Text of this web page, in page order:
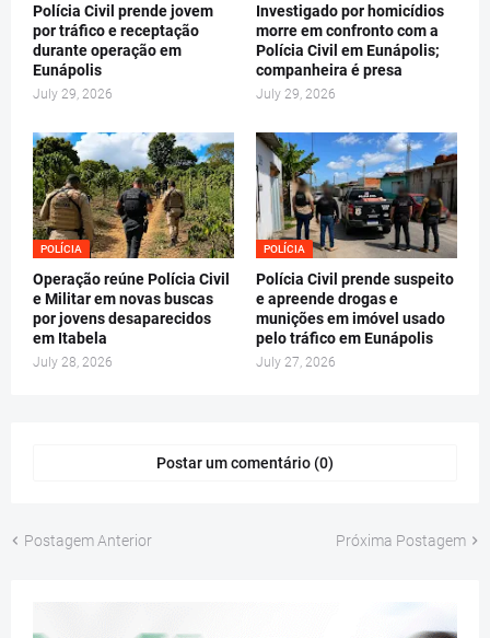
Polícia Civil prende jovem
por tráfico e receptação
durante operação em
Eunápolis
July 29, 2026
Investigado por homicídios
morre em confronto com a
Polícia Civil em Eunápolis;
companheira é presa
July 29, 2026
POLÍCIA
Operação reúne Polícia Civil
e Militar em novas buscas
por jovens desaparecidos
em Itabela
July 28, 2026
POLÍCIA
Polícia Civil prende suspeito
e apreende drogas e
munições em imóvel usado
pelo tráfico em Eunápolis
July 27, 2026
Postar um comentário (0)
Postagem Anterior Próxima Postagem